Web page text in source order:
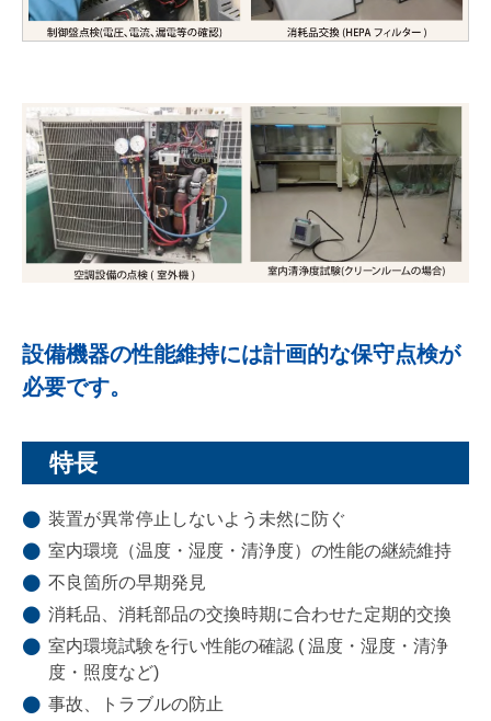
設備機器の性能維持には計画的な保守点検が
必要です。
特長
装置が異常停止しないよう未然に防ぐ
室内環境（温度・湿度・清浄度）の性能の継続維持
不良箇所の早期発見
消耗品、消耗部品の交換時期に合わせた定期的交換
室内環境試験を行い性能の確認 ( 温度・湿度・清浄
度・照度など)
事故、トラブルの防止